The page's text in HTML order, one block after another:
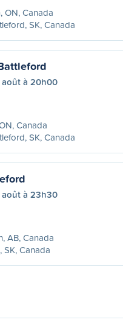
ON, Canada
SK, Canada
à 20h00
Canada
SK, Canada
à 23h30
AB, Canada
SK, Canada